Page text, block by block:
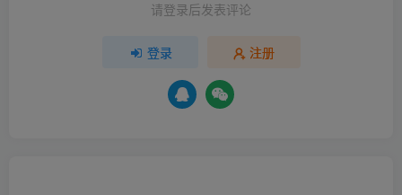
请登录后发表评论
登录 注册